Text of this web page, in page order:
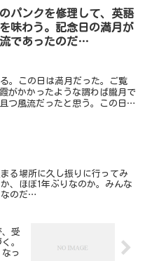
パンクを修理して、英語
味わう。記念日の満月が
であったのだ…
。この日は満月だった。ご覧
がかかったような謂わば朧月で
つ風流だったと思う。この日
る場所に久し振りに行ってみ
、ほぼ1年ぶりなのか。みんな
なのだ…
、受
。
っ